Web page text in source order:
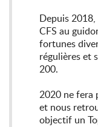
Depuis
CFS au
fortunes
régulières et
200.
2020 ne fera
et nous
objectif un